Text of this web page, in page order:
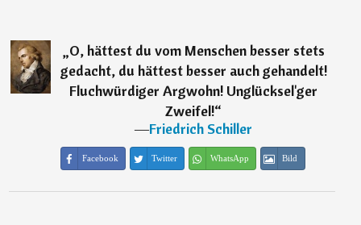
„O, hättest du vom Menschen besser stets
gedacht, du hättest besser auch gehandelt!
Fluchwürdiger Argwohn! Unglücksel'ger
Zweifel!“
―Friedrich Schiller
Facebook Twitter WhatsApp Bild